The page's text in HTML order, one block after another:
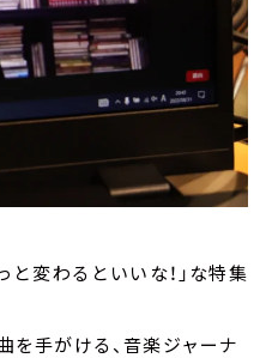
変わるといいな！」な特集
を手がける、音楽ジャーナ